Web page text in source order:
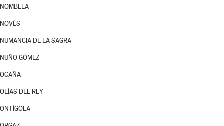
NOMBELA
NOVÉS
NUMANCIA DE LA SAGRA
NUÑO GÓMEZ
OCAÑA
OLÍAS DEL REY
ONTÍGOLA